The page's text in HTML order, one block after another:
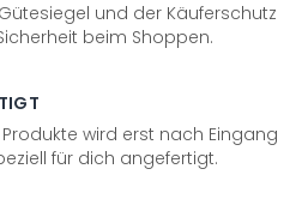
und der Käuferschutz
beim Shoppen.
wird erst nach Eingang
für dich angefertigt.